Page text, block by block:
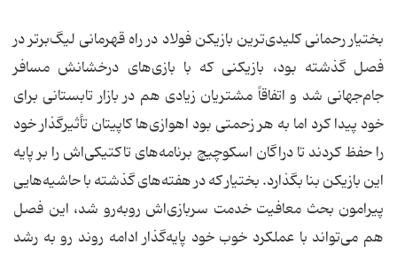
بختیار رحمانی كلیدی‌ترین بازیكن فولاد در راه قهرمانی لیگ‌برتر در
فصل گذشته بود، بازیكنی كه با بازی‌های درخشانش مسافر
جام‌جهانی‌ شد و اتفاقاً مشتریان زیادی هم در بازار تابستانی برای
خود پیدا كرد اما به هر زحمتی بود اهوازی‌ها كاپیتان تأثیرگذار خود
را حفظ كردند تا دراگان اسكوچیچ برنامه‌های تاكتیكی‌‌اش را بر پایه
این بازیكن بنا بگذارد. بختیار كه در هفته‌های گذشته با حاشیه‌هایی
پیرامون بحث معافیت خدمت سربازی‌‌اش روبه‌رو شد، این فصل
هم می‌تواند با عملكرد خوب خود پایه‌گذار ادامه روند رو به رشد